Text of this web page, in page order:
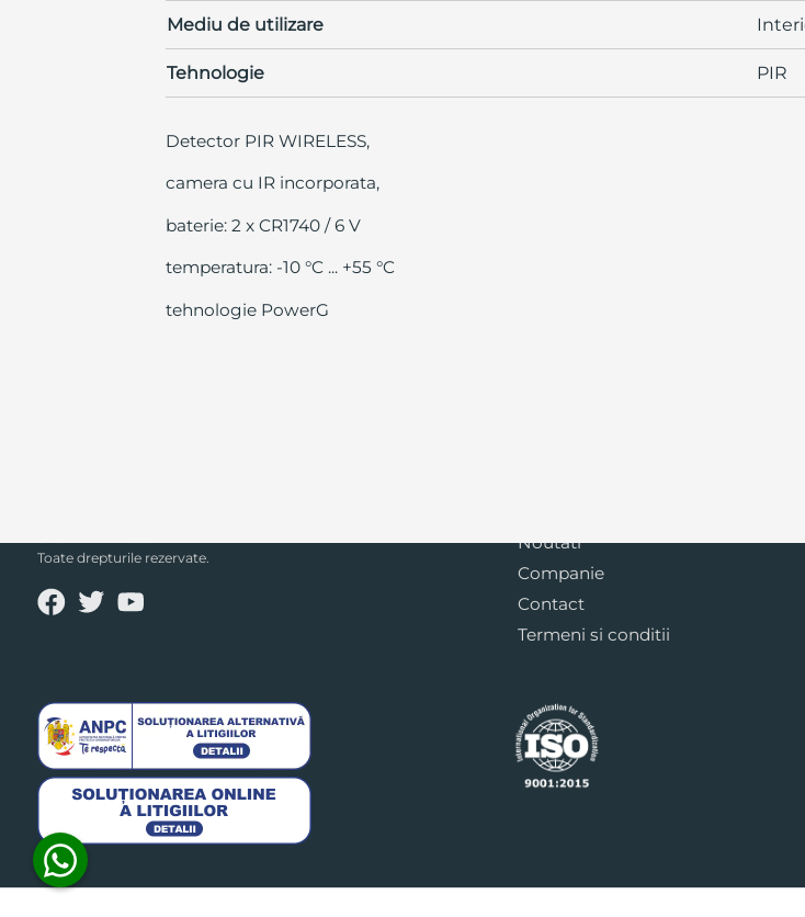
Mediu de utilizare
Tehnologie PIR
Detector PIR WIRELESS,
camera cu IR incorporata,
baterie: 2 x CR1740 / 6 V
temperatura: -10 °C ... +55 °C
tehnologie PowerG
Toate drepturile rezervate.
Noutati
Companie
Contact
Termeni si conditii